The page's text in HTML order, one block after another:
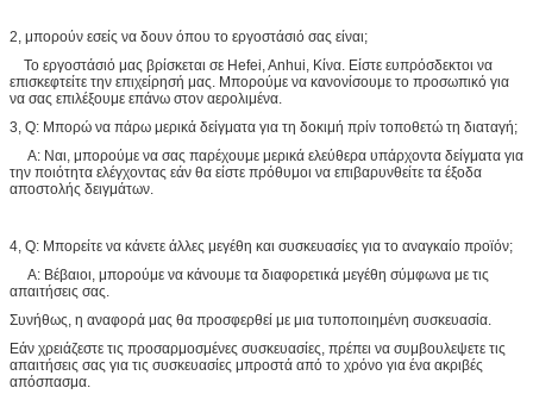
2, μπορούν εσείς να δουν όπου το εργοστάσιό σας είναι;
Το εργοστάσιό μας βρίσκεται σε Hefei, Anhui, Κίνα. Είστε ευπρόσδεκτοι να
επισκεφτείτε την επιχείρησή μας. Μπορούμε να κανονίσουμε το προσωπικό για
να σας επιλέξουμε επάνω στον αερολιμένα.
3, Q: Μπορώ να πάρω μερικά δείγματα για τη δοκιμή πρίν τοποθετώ τη διαταγή;
Α: Ναι, μπορούμε να σας παρέχουμε μερικά ελεύθερα υπάρχοντα δείγματα για
την ποιότητα ελέγχοντας εάν θα είστε πρόθυμοι να επιβαρυνθείτε τα έξοδα
αποστολής δειγμάτων.
4, Q: Μπορείτε να κάνετε άλλες μεγέθη και συσκευασίες για το αναγκαίο προϊόν;
Α: Βέβαιοι, μπορούμε να κάνουμε τα διαφορετικά μεγέθη σύμφωνα με τις
απαιτήσεις σας.
Συνήθως, η αναφορά μας θα προσφερθεί με μια τυποποιημένη συσκευασία.
Εάν χρειάζεστε τις προσαρμοσμένες συσκευασίες, πρέπει να συμβουλεψετε τις
απαιτήσεις σας για τις συσκευασίες μπροστά από το χρόνο για ένα ακριβές
απόσπασμα.